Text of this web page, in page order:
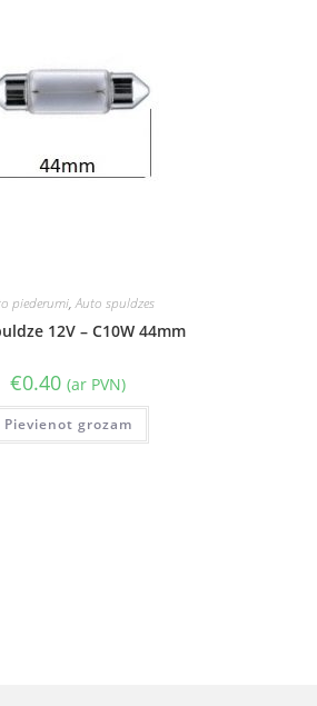
piederumi,Auto spuldzes
12V – C10W 44mm
€0.40 (ar PVN)
Pievienot grozam